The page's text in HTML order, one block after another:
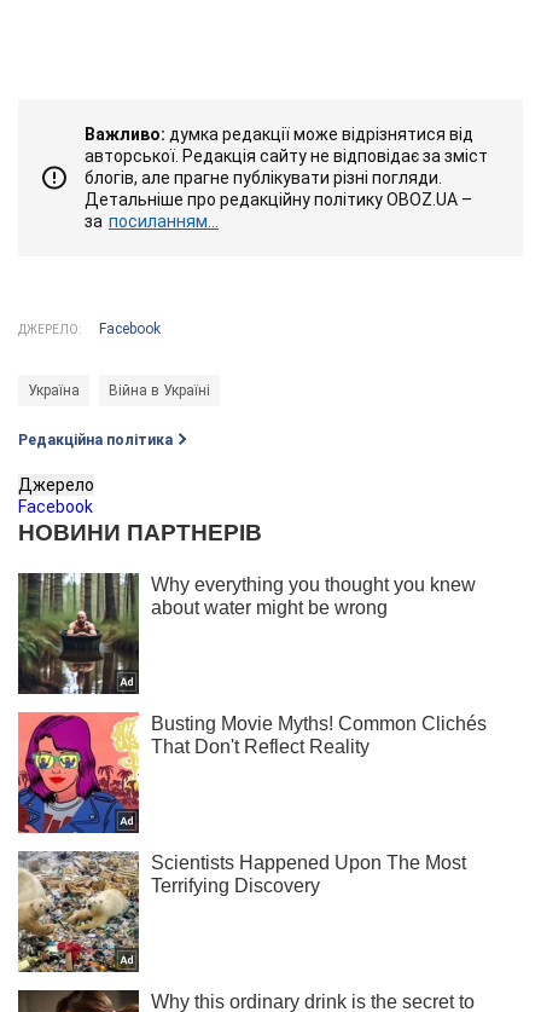
Важливо: думка редакції може відрізнятися від
авторської. Редакція сайту не відповідає за зміст
блогів, але прагне публікувати різні погляди.
Детальніше про редакційну політику OBOZ.UA –
за посиланням...
ДЖЕРЕЛО: Facebook
Україна Війна в Україні
Редакційна політика
Джерело
Facebook